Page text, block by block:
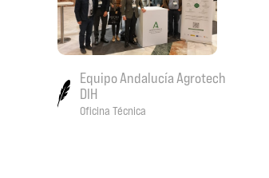
Equipo Andalucía Agrotech
DIH
Oficina Técnica